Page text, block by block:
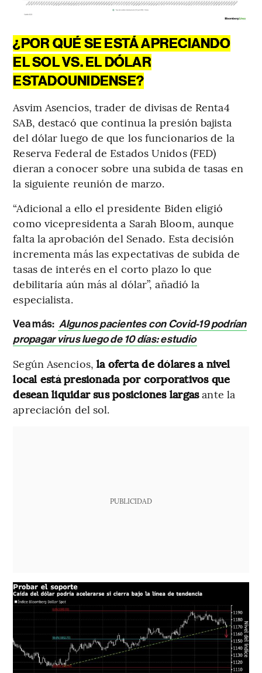
¿POR QUÉ SE ESTÁ APRECIANDO
EL SOL VS. EL DÓLAR
ESTADOUNIDENSE?
Asvim Asencios, trader de divisas de Renta4
SAB, destacó que continua la presión bajista
del dólar luego de que los funcionarios de la
Reserva Federal de Estados Unidos (FED)
dieran a conocer sobre una subida de tasas en
la siguiente reunión de marzo.
“Adicional a ello el presidente Biden eligió
como vicepresidenta a Sarah Bloom, aunque
falta la aprobación del Senado. Esta decisión
incrementa más las expectativas de subida de
tasas de interés en el corto plazo lo que
debilitaría aún más al dólar”, añadió la
especialista.
Vea más: Algunos pacientes con Covid-19 podrían
propagar virus luego de 10 días: estudio
Según Asencios, la oferta de dólares a nivel
local está presionada por corporativos que
desean liquidar sus posiciones largasante la
apreciación del sol.
PUBLICIDAD